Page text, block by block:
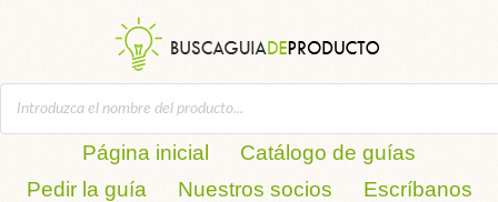
Página inicial
Catálogo de guías
Pedir la guía
Nuestros socios Escríbanos